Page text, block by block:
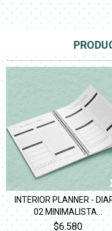
INTERIOR PLANNER -
02 MINIMALISTA...
$6.580